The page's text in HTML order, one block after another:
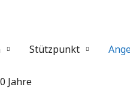
Stützpunkt